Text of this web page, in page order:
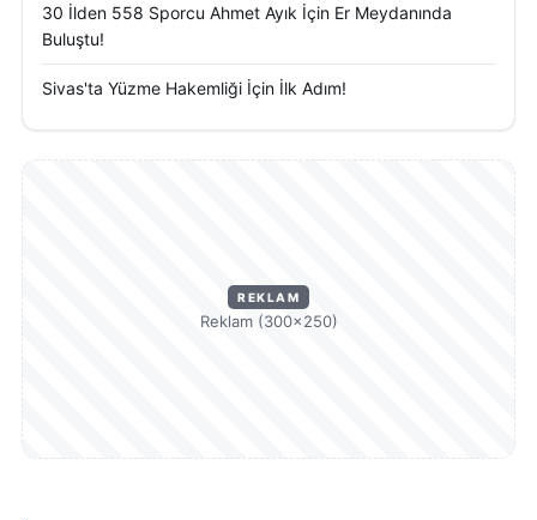
30 İlden 558 Sporcu Ahmet Ayık İçin Er Meydanında
Buluştu!
Sivas'ta Yüzme Hakemliği İçin İlk Adım!
REKLAM
Reklam (300×250)